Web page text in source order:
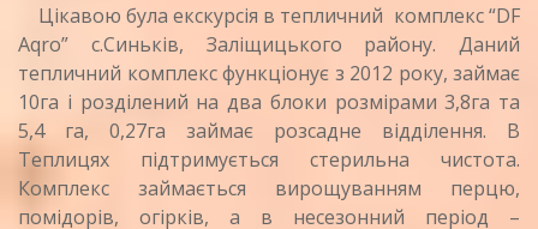
Цікавою була екскурсія в тепличний комплекс “DF
Aqro” с.Синьків, Заліщицького району. Даний
тепличний комплекс функціонує з 2012 року, займає
10га і розділений на два блоки розмірами 3,8га та
5,4 га, 0,27га займає розсадне відділення. В
Теплицях підтримується стерильна чистота.
Комплекс займається вирощуванням перцю,
помідорів, огірків, а в несезонний період –